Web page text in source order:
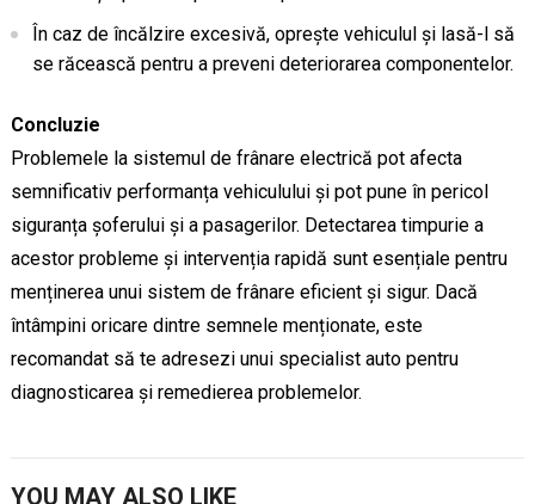
În caz de încălzire excesivă, oprește vehiculul și lasă-l să
se răcească pentru a preveni deteriorarea componentelor.
Concluzie
Problemele la sistemul de frânare electrică pot afecta
semnificativ performanța vehiculului și pot pune în pericol
siguranța șoferului și a pasagerilor. Detectarea timpurie a
acestor probleme și intervenția rapidă sunt esențiale pentru
menținerea unui sistem de frânare eficient și sigur. Dacă
întâmpini oricare dintre semnele menționate, este
recomandat să te adresezi unui specialist auto pentru
diagnosticarea și remedierea problemelor.
YOU MAY ALSO LIKE